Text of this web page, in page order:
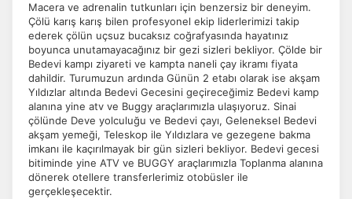
Macera ve adrenalin tutkunları için benzersiz bir deneyim.
Çölü karış karış bilen profesyonel ekip liderlerimizi takip
ederek çölün uçsuz bucaksız coğrafyasında hayatınız
boyunca unutamayacağınız bir gezi sizleri bekliyor. Çölde bir
Bedevi kampı ziyareti ve kampta naneli çay ikramı fiyata
dahildir. Turumuzun ardında Günün 2 etabı olarak ise akşam
Yıldızlar altında Bedevi Gecesini geçireceğimiz Bedevi kamp
alanına yine atv ve Buggy araçlarımızla ulaşıyoruz. Sinai
çölünde Deve yolculuğu ve Bedevi çayı, Geleneksel Bedevi
akşam yemeği, Teleskop ile Yıldızlara ve gezegene bakma
imkanı ile kaçırılmayak bir gün sizleri bekliyor. Bedevi gecesi
bitiminde yine ATV ve BUGGY araçlarımızla Toplanma alanına
dönerek otellere transferlerimiz otobüsler ile
gerçekleşecektir.